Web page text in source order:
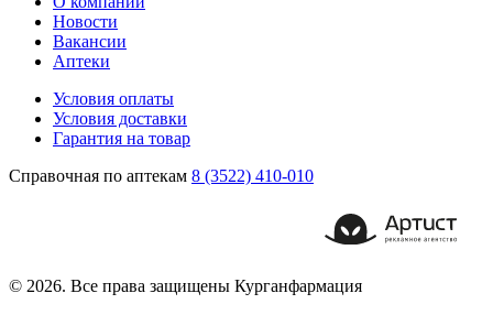
Новости
Вакансии
Аптеки
Условия оплаты
Условия доставки
Гарантия на товар
Справочная по аптекам 8 (3522) 410-010
© 2026. Все права защищены Курганфармация